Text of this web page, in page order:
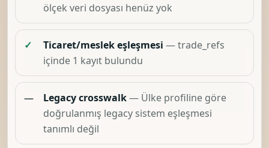
ölçek veri dosyası henüz yok
✓ Ticaret/meslek eşleşmesi — trade_refs
içinde 1 kayıt bulundu
— Legacy crosswalk— Ülke profiline göre
doğrulanmış legacy sistem eşleşmesi
tanımlı değil